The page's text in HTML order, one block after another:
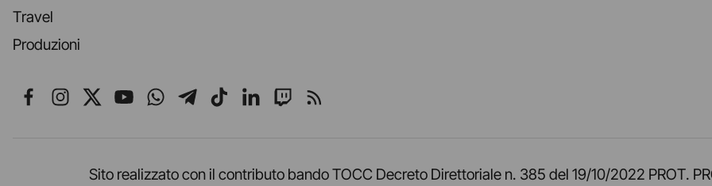
Travel
Produzioni
Seguici su Facebook
Seguici su Instagram
Seguici su X
Seguici su YouTube
Seguici su WhatsApp
Seguici su Telegram
Seguici su TikTok
Seguici su LinkedIn
Seguici su Twitch
Seguici su Rss
Sito realizzato con il contributo bando TOCC Decreto Direttoriale n. 385 del 19/10/2022 PROT.